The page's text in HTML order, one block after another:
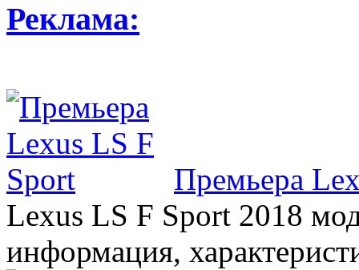
Реклама:
Премьера
Lexus LS F Sport 2018
информация,